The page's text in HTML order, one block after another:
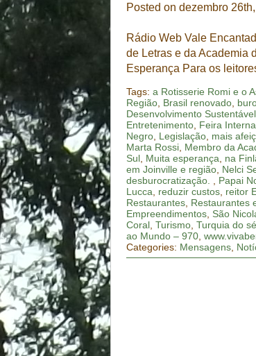
Posted on dezembro
Rádio Web Vale
de Letras e da Academia
Esperança Para os
Tags:a Rotisserie Romi e o
Região, Brasil renovado,
Desenvolvimento Sustentável
Entretenimento, Feira
Negro, Legislação, mais
Marta Rossi, Membro da
Sul, Muita esperança, na
em Joinville e região, Nelci
desburocratização. ​​​ , Papai
Lucca, reduzir custos, reitor
Restaurantes, Restaurantes
Empreendimentos, São
Coral,Turismo,Turquia do
ao Mundo – 970,
Categories: Mensagens,